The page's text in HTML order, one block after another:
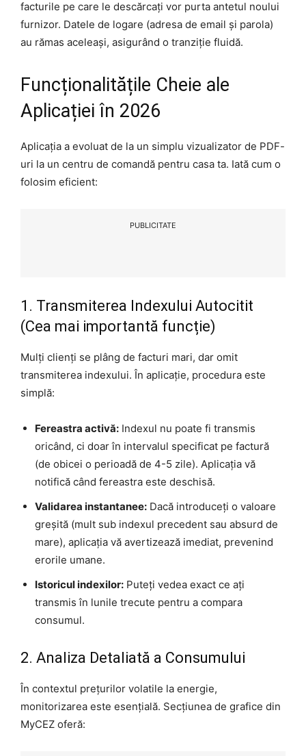
facturile pe care le descărcați vor purta antetul noului
furnizor. Datele de logare (adresa de email și parola)
au rămas aceleași, asigurând o tranziție fluidă.
Funcționalitățile Cheie ale
Aplicației în 2026
Aplicația a evoluat de la un simplu vizualizator de PDF-
uri la un centru de comandă pentru casa ta. Iată cum o
folosim eficient:
PUBLICITATE
1. Transmiterea Indexului Autocitit
(Cea mai importantă funcție)
Mulți clienți se plâng de facturi mari, dar omit
transmiterea indexului. În aplicație, procedura este
simplă:
Fereastra activă: Indexul nu poate fi transmis
oricând, ci doar în intervalul specificat pe factură
(de obicei o perioadă de 4-5 zile). Aplicația vă
notifică când fereastra este deschisă.
Validarea instantanee: Dacă introduceți o valoare
greșită (mult sub indexul precedent sau absurd de
mare), aplicația vă avertizează imediat, prevenind
erorile umane.
Istoricul indexilor: Puteți vedea exact ce ați
transmis în lunile trecute pentru a compara
consumul.
2. Analiza Detaliată a Consumului
În contextul prețurilor volatile la energie,
monitorizarea este esențială. Secțiunea de grafice din
MyCEZ oferă: